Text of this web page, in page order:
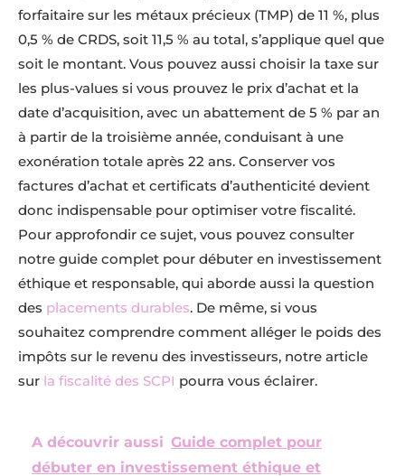
forfaitaire sur les métaux précieux (TMP) de 11 %, plus
0,5 % de CRDS, soit 11,5 % au total, s’applique quel que
soit le montant. Vous pouvez aussi choisir la taxe sur
les plus-values si vous prouvez le prix d’achat et la
date d’acquisition, avec un abattement de 5 % par an
à partir de la troisième année, conduisant à une
exonération totale après 22 ans. Conserver vos
factures d’achat et certificats d’authenticité devient
donc indispensable pour optimiser votre fiscalité.
Pour approfondir ce sujet, vous pouvez consulter
notre guide complet pour débuter en investissement
éthique et responsable, qui aborde aussi la question
des placements durables. De même, si vous
souhaitez comprendre comment alléger le poids des
impôts sur le revenu des investisseurs, notre article
sur la fiscalité des SCPI pourra vous éclairer.
A découvrir aussi Guide complet pour
débuter en investissement éthique et